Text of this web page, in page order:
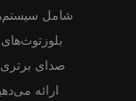
شامل
صدای
ارائه